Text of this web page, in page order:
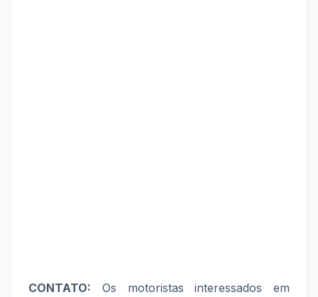
CONTATO: Os motoristas interessados em